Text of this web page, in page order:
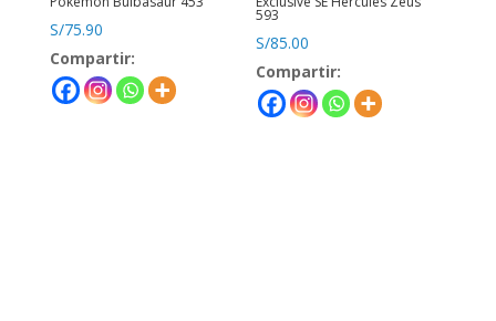
S/75.90
Compartir:
593
S/85.00
Compartir: